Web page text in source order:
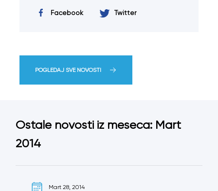
Facebook Twitter
POGLEDAJ SVE NOVOSTI
Ostale novosti iz meseca: Mart
2014
Mart 28, 2014